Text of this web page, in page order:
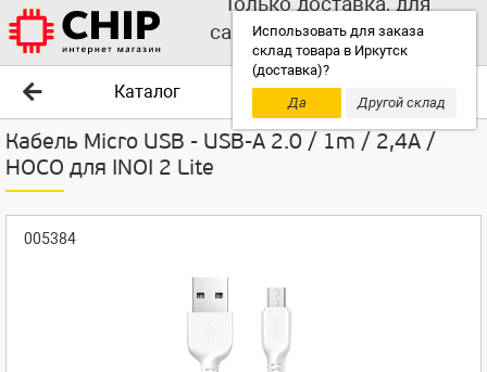
Использовать для заказа
склад товара в Иркутск
(доставка)?
Да
Другой склад
самовывоза выбирайте
другой склад!
Каталог
Кабель Micro USB - USB-A 2.0 / 1m / 2,4A /
HOCO для INOI 2 Lite
005384